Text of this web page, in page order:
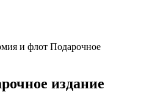
и флот Подарочное
издание